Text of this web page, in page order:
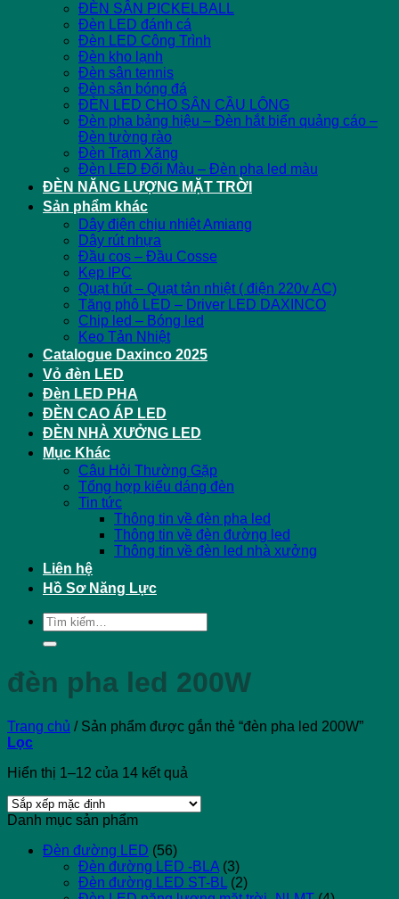
ĐÈN SÂN PICKELBALL
Đèn LED đánh cá
Đèn LED Công Trình
Đèn kho lạnh
Đèn sân tennis
Đèn sân bóng đá
ĐÈN LED CHO SÂN CẦU LÔNG
Đèn pha bảng hiệu – Đèn hắt biển quảng cáo –
Đèn tường rào
Đèn Trạm Xăng
Đèn LED Đổi Màu – Đèn pha led màu
ĐÈN NĂNG LƯỢNG MẶT TRỜI
Sản phẩm khác
Dây điện chịu nhiệt Amiang
Dây rút nhựa
Đầu cos – Đầu Cosse
Kẹp IPC
Quạt hút – Quạt tản nhiệt ( điện 220v AC)
Tăng phô LED – Driver LED DAXINCO
Chip led – Bóng led
Keo Tản Nhiệt
Catalogue Daxinco 2025
Vỏ đèn LED
Đèn LED PHA
ĐÈN CAO ÁP LED
ĐÈN NHÀ XƯỞNG LED
Mục Khác
Câu Hỏi Thường Gặp
Tổng hợp kiểu dáng đèn
Tin tức
Thông tin về đèn pha led
Thông tin về đèn đường led
Thông tin về đèn led nhà xưởng
Liên hệ
Hồ Sơ Năng Lực
Tìm
kiếm:
đèn pha led 200W
Trang chủ /Sản phẩm được gắn thẻ “đèn pha led 200W”
Lọc
Hiển thị 1–12 của 14 kết quả
Danh mục sản phẩm
Đèn đường LED (56)
Đèn đường LED -BLA (3)
Đèn đường LED ST-BL (2)